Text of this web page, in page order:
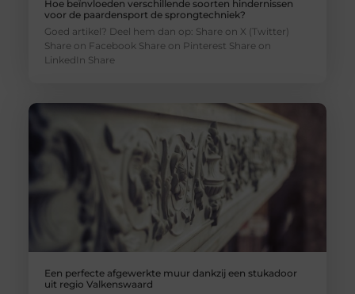
Hoe beïnvloeden verschillende soorten hindernissen
voor de paardensport de sprongtechniek?
Goed artikel? Deel hem dan op: Share on X (Twitter)
Share on Facebook Share on Pinterest Share on
LinkedIn Share
Een perfecte afgewerkte muur dankzij een stukadoor
uit regio Valkenswaard